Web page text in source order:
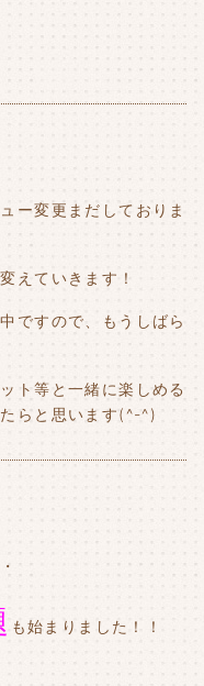
ー変更まだしておりま
えていきます！
ですので、もうしばら
ト等と一緒に楽しめる
らと思います(^-^)
も始まりました！！